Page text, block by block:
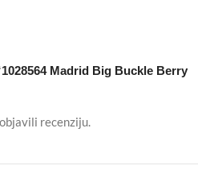
Madrid Big Buckle Berry
recenziju.